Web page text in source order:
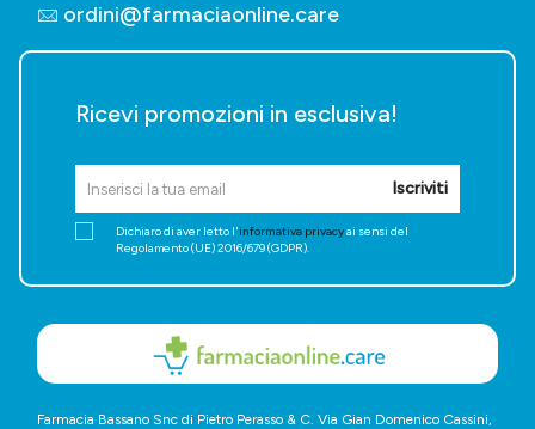
ordini@farmaciaonline.care
Ricevi promozioni in esclusiva!
Iscriviti
Dichiaro di aver letto l'informativa privacyai sensi del
Regolamento (UE) 2016/679 (GDPR).
Farmacia Bassano Snc di Pietro Perasso & C. Via Gian Domenico Cassini,